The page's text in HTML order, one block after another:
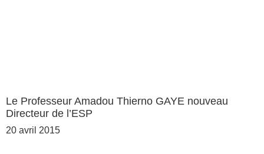
Le Professeur Amadou Thierno GAYE nouveau
Directeur de l’ESP
20 avril 2015